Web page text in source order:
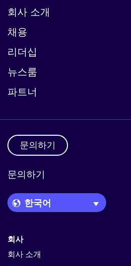
회사 소개
채용
리더십
뉴스룸
파트너
문의하기
문의하기
Language Picker
회사
회사 소개